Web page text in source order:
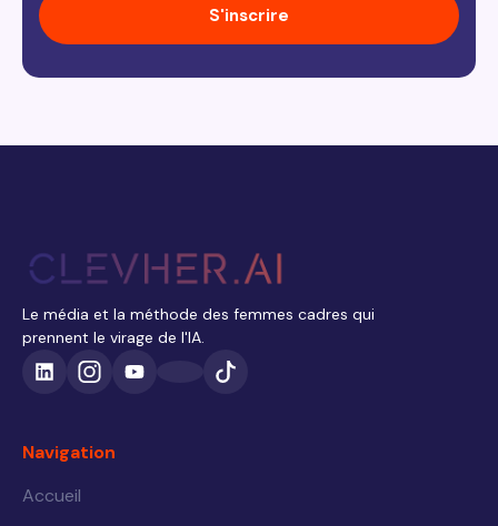
S'inscrire
Le média et la méthode des femmes cadres qui
prennent le virage de l'IA.
Navigation
Accueil